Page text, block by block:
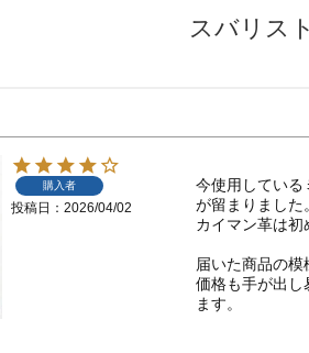
スバリス
購入者
投稿日 2026/04/02
今使用している
が留まりました。
カイマン革は初
届いた商品の模
価格も手が出し
ます。